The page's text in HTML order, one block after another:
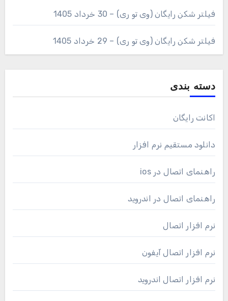
فیلتر شکن رایگان (وی تو ری) – 30 خرداد 1405
فیلتر شکن رایگان (وی تو ری) – 29 خرداد 1405
دسته بندی
اکانت رایگان
دانلود مستقیم نرم افزار
راهنمای اتصال در ios
راهنمای اتصال در اندروید
نرم افزار اتصال
نرم افزار اتصال آیفون
نرم افزار اتصال اندروید